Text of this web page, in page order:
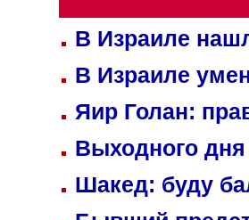
В Израиле
В Израиле
Яир Голан:
Выходного
Шакед: буду